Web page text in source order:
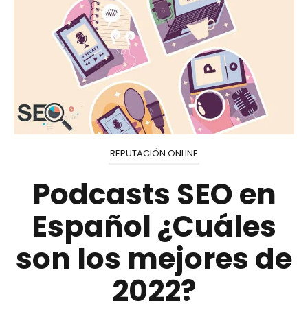
REPUTACIÓN ONLINE
Podcasts SEO en
Español ¿Cuáles
son los mejores de
2022?